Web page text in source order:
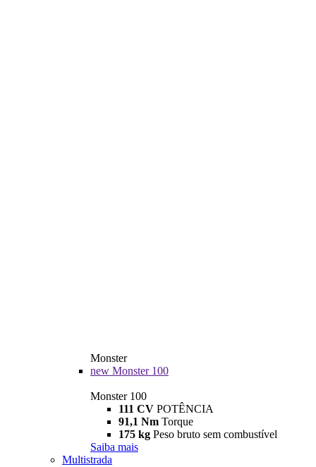
Monster
new Monster 100
Monster 100
111 CV POTÊNCIA
91,1 Nm Torque
175 kg Peso bruto sem combustível
Saiba mais
Multistrada